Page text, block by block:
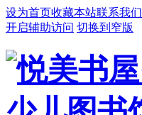
设为首页收藏本站联系我们
开启辅助访问 切换到窄版